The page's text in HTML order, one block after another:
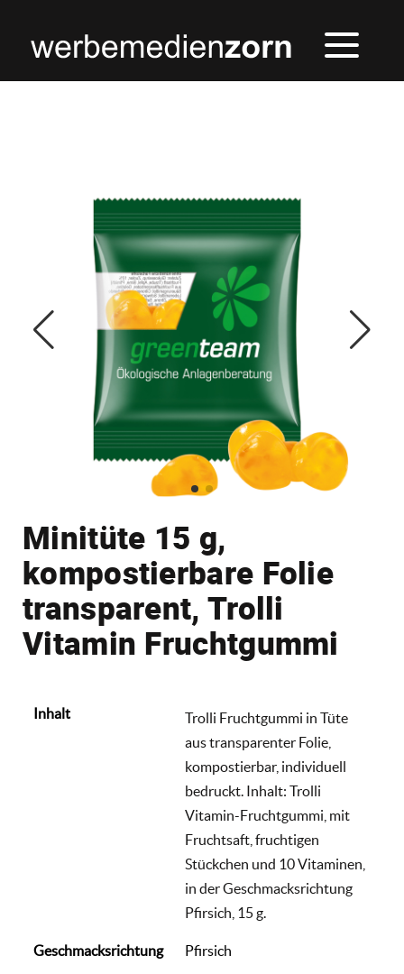
Minitüte 15 g,
kompostierbare Folie
transparent, Trolli
Vitamin Fruchtgummi
Inhalt
Trolli Fruchtgummi in Tüte
aus transparenter Folie,
kompostierbar, individuell
bedruckt. Inhalt: Trolli
Vitamin-Fruchtgummi, mit
Fruchtsaft, fruchtigen
Stückchen und 10 Vitaminen,
in der Geschmacksrichtung
Pfirsich, 15 g.
Geschmacksrichtung
Pfirsich